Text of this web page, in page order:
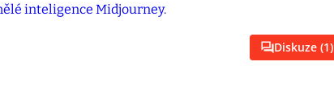
Diskuze (1)